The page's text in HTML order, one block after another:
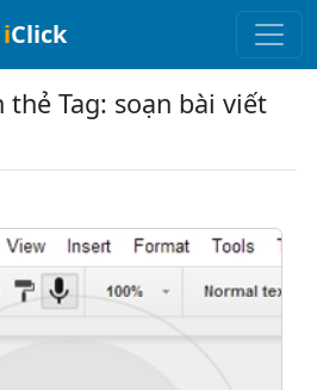
iClick
thẻ Tag: soạn bài viết